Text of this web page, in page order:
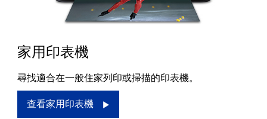
家用印表機
尋找適合在一般住家列印或掃描的印表機。
查看家用印表機